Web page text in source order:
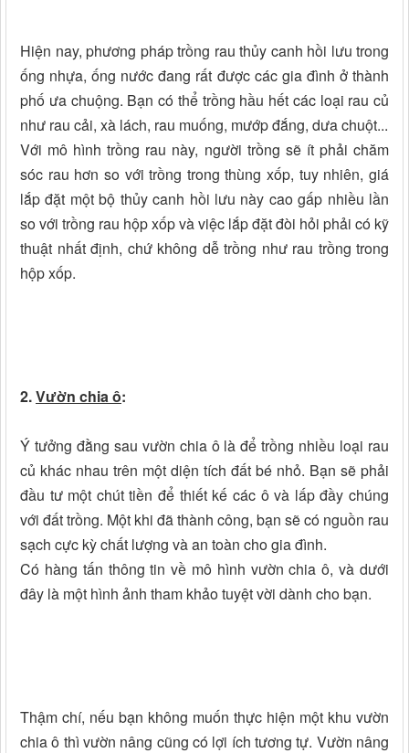
Hiện nay, phương pháp trồng rau thủy canh hồi lưu trong
ống nhựa, ống nước đang rất được các gia đình ở thành
phố ưa chuộng. Bạn có thể trồng hầu hết các loại rau củ
như rau cải, xà lách, rau muống, mướp đắng, dưa chuột...
Với mô hình trồng rau này, người trồng sẽ ít phải chăm
sóc rau hơn so với trồng trong thùng xốp, tuy nhiên, giá
lắp đặt một bộ thủy canh hồi lưu này cao gấp nhiều lần
so với trồng rau hộp xốp và việc lắp đặt đòi hỏi phải có kỹ
thuật nhất định, chứ không dễ trồng như rau trồng trong
hộp xốp.
2.Vườn chia ô:
Ý tưởng đằng sau vườn chia ô là để trồng nhiều loại rau
củ khác nhau trên một diện tích đất bé nhỏ. Bạn sẽ phải
đầu tư một chút tiền để thiết kế các ô và lấp đầy chúng
với đất trồng. Một khi đã thành công, bạn sẽ có nguồn rau
sạch cực kỳ chất lượng và an toàn cho gia đình.
Có hàng tấn thông tin về mô hình vườn chia ô, và dưới
đây là một hình ảnh tham khảo tuyệt vời dành cho bạn.
Thậm chí, nếu bạn không muốn thực hiện một khu vườn
chia ô thì vườn nâng cũng có lợi ích tương tự. Vườn nâng